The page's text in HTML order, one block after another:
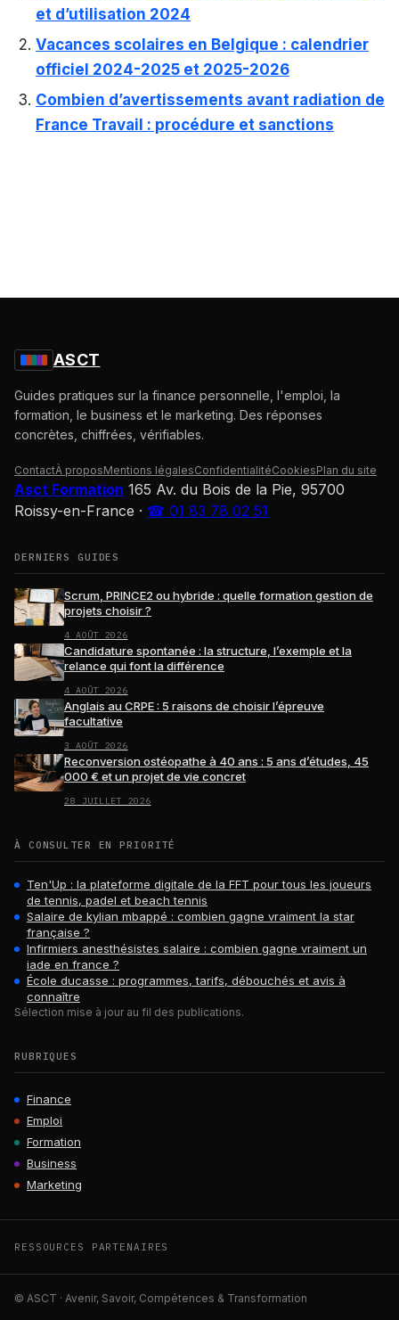
et d’utilisation 2024
Vacances scolaires en Belgique : calendrier
officiel 2024-2025 et 2025-2026
Combien d’avertissements avant radiation de
France Travail : procédure et sanctions
ASCT
Guides pratiques sur la finance personnelle, l'emploi, la
formation, le business et le marketing. Des réponses
concrètes, chiffrées, vérifiables.
ContactÀ proposMentions légalesConfidentialitéCookiesPlan du site
Asct Formation 165 Av. du Bois de la Pie, 95700
Roissy-en-France · ☎ 01 83 78 02 51
DERNIERS GUIDES
Scrum, PRINCE2 ou hybride : quelle formation gestion de
projets choisir ?
4 AOÛT 2026
Candidature spontanée : la structure, l’exemple et la
relance qui font la différence
4 AOÛT 2026
Anglais au CRPE : 5 raisons de choisir l’épreuve
facultative
3 AOÛT 2026
Reconversion ostéopathe à 40 ans : 5 ans d’études, 45
000 € et un projet de vie concret
28 JUILLET 2026
À CONSULTER EN PRIORITÉ
Ten'Up : la plateforme digitale de la FFT pour tous les joueurs
de tennis, padel et beach tennis
Salaire de kylian mbappé : combien gagne vraiment la star
française ?
Infirmiers anesthésistes salaire : combien gagne vraiment un
iade en france ?
École ducasse : programmes, tarifs, débouchés et avis à
connaître
Sélection mise à jour au fil des publications.
RUBRIQUES
Finance
Emploi
Formation
Business
Marketing
RESSOURCES PARTENAIRES
© ASCT · Avenir, Savoir, Compétences & Transformation